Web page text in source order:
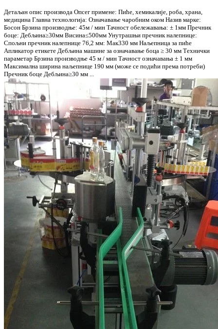
Детаљан опис производа Опсег примене: Пиће, хемикалије, роба, храна,
медицина Главна технологија: Означавање чаробним оком Назив марке:
Босон Брзина производње: 45м / мин Тачност обележавања: ± 1мм Пречник
боце: Дебљина≥30мм Висина≤500мм Унутрашњи пречник налепнице:
Спољни пречник налепнице 76,2 мм: Мак330 мм Наљепница за пиће
Апликатор етикете Дебљина машине за означавање боца ≥ 30 мм Технички
параметар Брзина производње 45 м / мин Тачност означавања ± 1 мм
Максимална ширина наљепнице 190 мм (може се подићи према потреби)
Пречник боце Дебљина≥30 мм ...